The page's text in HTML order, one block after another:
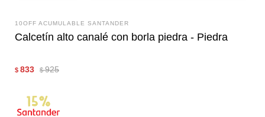
10OFF ACUMULABLE SANTANDER
Calcetín alto canalé con borla piedra - Piedra
$ 833 $ 925